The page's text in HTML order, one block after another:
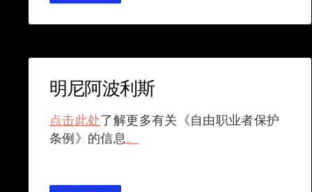
明尼阿波利斯
点击此处了解更多有关《自由职业者保护
条例》的信息。